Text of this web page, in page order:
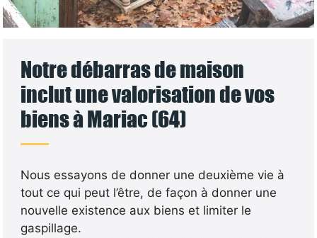
Notre débarras de maison
inclut une valorisation de vos
biens à Mariac (64)
Nous essayons de donner une deuxième vie à
tout ce qui peut l’être, de façon à donner une
nouvelle existence aux biens et limiter le
gaspillage.